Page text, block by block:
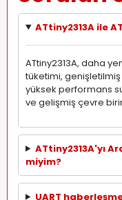
ATtiny2313A ile
ATtiny2313A, daha
tüketimi, genişletilmiş
yüksek performans
ve gelişmiş çevre
ATtiny2313A'yı
miyim?
UART